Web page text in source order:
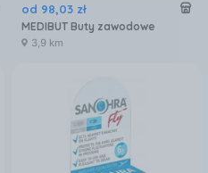
od 98,03 zł
MEDIBUT Buty zawodowe
3,9 km